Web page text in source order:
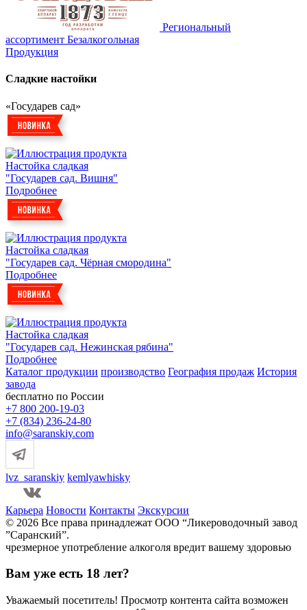
Региональный
ассортимент Безалкогольная
Продукция
Сладкие настойки
«Государев сад»
Настойка сладкая
"Государев сад. Вишня"
Подробнее
Настойка сладкая
"Государев сад. Чёрная смородина"
Подробнее
Настойка сладкая
"Государев сад. Нежинская рябина"
Подробнее
Каталог продукции производство География продаж История
завода
бесплатно по России
+7 800 200-19-03
+7 (834) 236-24-80
info@saranskiy.com
lvz_saranskiy kemlyawhisky
Карьера Новости Контакты Экскурсии
© 2026 Все права принадлежат ООО “Ликероводочный завод
”Саранский”.
чрезмерное употребление алкоголя вредит вашему здоровью
Вам уже есть 18 лет?
Уважаемый посетитель! Просмотр контента сайта возможен